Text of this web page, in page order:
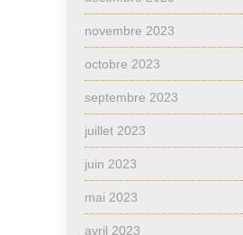
novembre 2023
octobre 2023
septembre 2023
juillet 2023
juin 2023
mai 2023
avril 2023